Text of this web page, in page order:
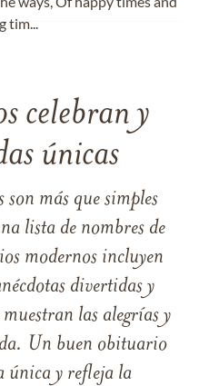
tim...
celebran y
únicas
más que simples
lista de nombres de
modernos incluyen
divertidas y
las alegrías y
Un buen obituario
única y refleja la